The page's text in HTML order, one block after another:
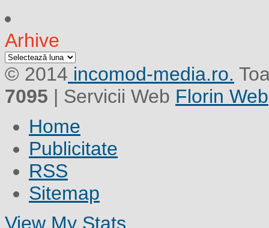
Arhive
Arhive
© 2014 incomod-media.ro.
7095 | Servicii Web Florin Web
Home
Publicitate
RSS
Sitemap
View My Stats